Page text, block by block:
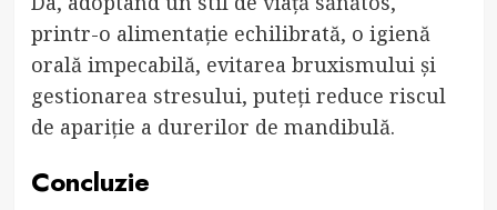
printr-o alimentație echilibrată, o igienă
orală impecabilă, evitarea bruxismului și
gestionarea stresului, puteți reduce riscul
de apariție a durerilor de mandibulă.
Concluzie